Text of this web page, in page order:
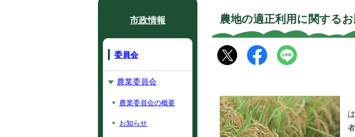
農地の適正利用に関する
市政情報
委員会
農業委員会
農業委員会の概要
お知らせ